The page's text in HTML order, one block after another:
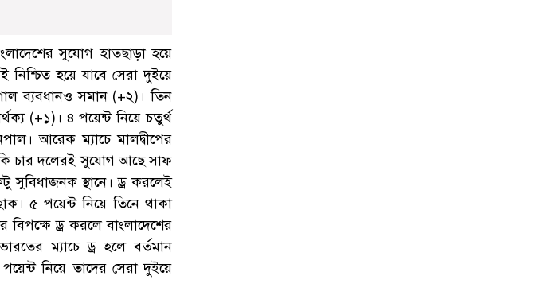
সুযোগ হাতছাড়া হয়ে
হয়ে যাবে সেরা দুইয়ে
ব্যবধানও সমান (+২)। তিন
(+১)। ৪ পয়েন্ট নিয়ে চতুর্থ
আরেক ম্যাচে মালদ্বীপের
চার দলেরই সুযোগ আছে সাফ
সুবিধাজনক স্থানে। ড্র করলেই
৫ পয়েন্ট নিয়ে তিনে থাকা
ড্র করলে বাংলাদেশের
ম্যাচে ড্র হলে বর্তমান
নিয়ে তাদের সেরা দুইয়ে